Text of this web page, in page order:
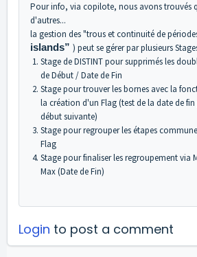
Pour info, via copilote, nous avons trouvés
d'autres...
la gestion des "trous et continuité de
islands” ) peut se gérer par plusieurs
Stage de DISTINT pour supprimés les
de Début / Date de Fin
Stage pour trouver les bornes avec la
la création d'un Flag (test de la date de fin
début suivante)
Stage pour regrouper les étapes
Flag
Stage pour finaliser les regroupement via
Max (Date de Fin)
Login to post a comment